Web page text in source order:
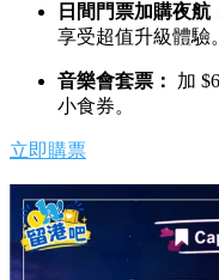
日間門票加購夜航
享受超值升級體驗。
音樂會套票：
加
小食券。
立即購票